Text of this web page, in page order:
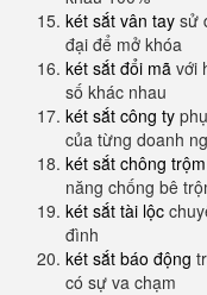
két sắt vân tay sử
đại để mở khóa
két sắt đổi mã với
số khác nhau
két sắt công ty
của từng doanh
két sắt chông trộm
năng chống bê
két sắt tài lộc
đình
két sắt báo động
có sự va chạm